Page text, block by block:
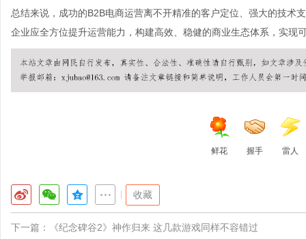
总结来说，成功的B2B电商运营离不开精准的客户定位、强大的技术
企业应全方位提升运营能力，构建高效、稳健的商业生态体系，实现
鲜花 握手 雷人
收藏
下一篇： 《纪念碑谷2》神作归来 这几款游戏同样不容错过